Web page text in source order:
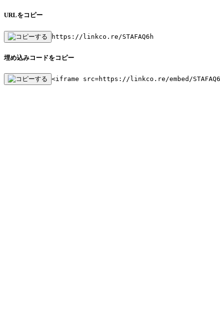
URLをコピー
https://linkco.re/STAFAQ6h
埋め込みコードをコピー
<iframe src=https://linkco.re/embed/